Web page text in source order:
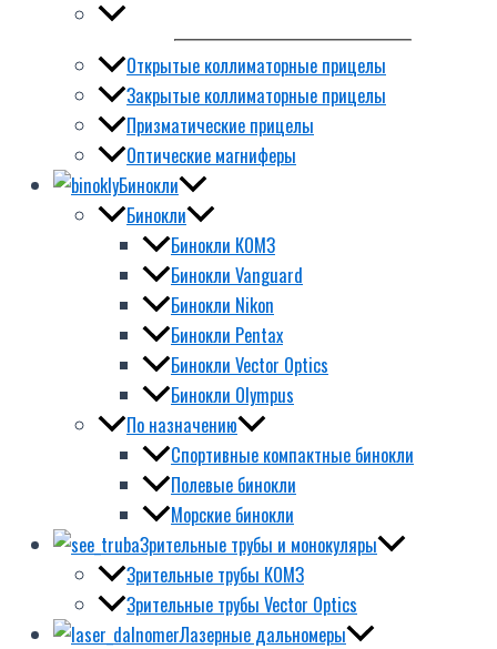
Открытые коллиматорные прицелы
Закрытые коллиматорные прицелы
Призматические прицелы
Оптические магниферы
Бинокли
Бинокли
Бинокли КОМЗ
Бинокли Vanguard
Бинокли Nikon
Бинокли Pentax
Бинокли Vector Optics
Бинокли Olympus
По назначению
Спортивные компактные бинокли
Полевые бинокли
Морские бинокли
Зрительные трубы и монокуляры
Зрительные трубы КОМЗ
Зрительные трубы Vector Optics
Лазерные дальномеры